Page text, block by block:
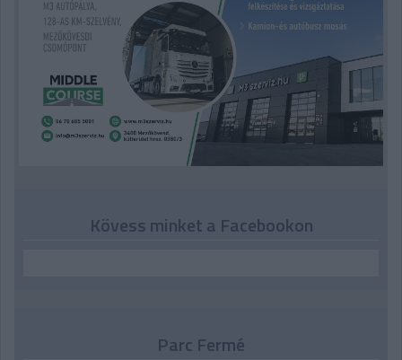
Kövess minket a Facebookon
Parc Fermé